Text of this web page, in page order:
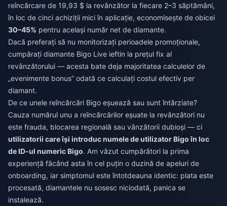
reîncărcare de 19,93 $ la revânzător la fiecare 2–3 săptămâni,
în loc de cinci achiziții mici în aplicație, economisește de obicei
30–45% pentru același număr net de diamante.
Dacă preferați să nu monitorizați perioadele promoționale,
cumpărați diamante Bigo Live ieftin la prețul fix al
revânzătorului — acesta bate deja majoritatea calculelor de
„evenimente bonus” odată ce calculați costul efectiv per
diamant.
De ce unele reîncărcări Bigo eșuează sau sunt întârziate?
Cauza numărul unu a reîncărcărilor eșuate la revânzători nu
este frauda, blocarea regională sau vânzătorii dubioși — ci
utilizatorii care își introduc numele de utilizator Bigo în loc
de ID-ul numeric Bigo. Am văzut cumpărători la prima
experiență făcând asta în cel puțin o duzină de apeluri de
onboarding, iar simptomul este întotdeauna identic: plata este
procesată, diamantele nu sosesc niciodată, panica se
instalează.